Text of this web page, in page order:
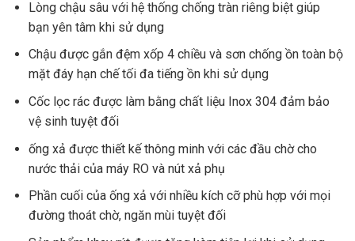
Lòng chậu sâu với hệ thống chống tràn riêng biệt giúp
bạn yên tâm khi sử dụng
Chậu được gắn đệm xốp 4 chiều và sơn chống ồn toàn bộ
mặt đáy hạn chế tối đa tiếng ồn khi sử dụng
Cốc lọc rác được làm bằng chất liệu Inox 304 đảm bảo
vệ sinh tuyệt đối
ống xả được thiết kế thông minh với các đầu chờ cho
nước thải của máy RO và nút xả phụ
Phần cuối của ống xả với nhiều kích cỡ phù hợp với mọi
đường thoát chờ, ngăn mùi tuyệt đối